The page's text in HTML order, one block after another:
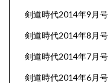
剣道時代2014年9月号
剣道時代2014年8月号
剣道時代2014年7月号
剣道時代2014年6月号